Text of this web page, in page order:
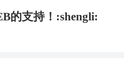
的支持！:shengli: